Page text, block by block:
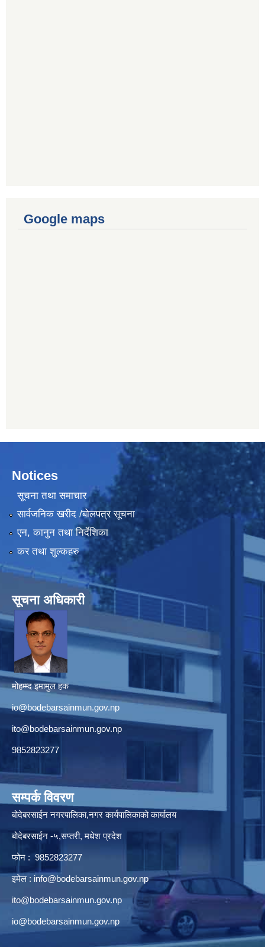
Google maps
Notices
सूचना तथा समाचार
सार्वजनिक खरीद /बोलपत्र सूचना
एन, कानुन तथा निर्देशिका
कर तथा शुल्कहरु
सूचना अधिकारी
मोहम्म्द इमामुल हक
io@bodebarsainmun.gov.np
ito@bodebarsainmun.gov.np
9852823277
सम्पर्क विवरण
बोदेबरसाईन नगरपालिका,नगर कार्यपालिकाको कार्यालय
बोदेबरसाईन -५,सप्तरी, मधेश प्रदेश
फोन : 9852823277
इमेल : info@bodebarsainmun.gov.np
ito@bodebarsainmun.gov.np
io@bodebarsainmun.gov.np